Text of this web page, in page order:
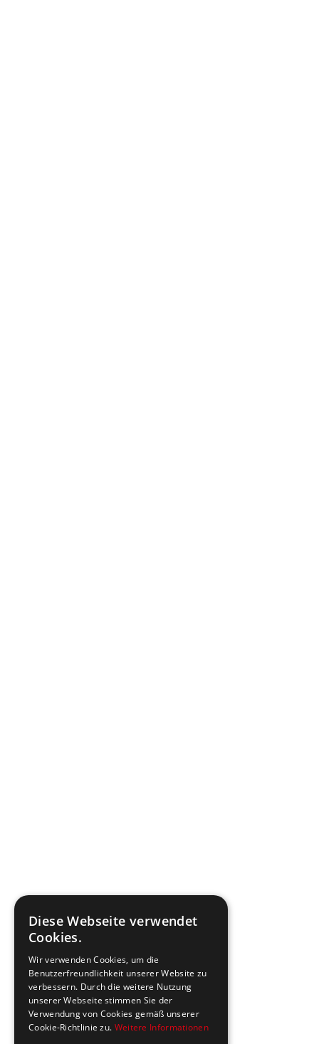
Diese Webseite verwendet
Cookies.
Wir verwenden Cookies, um die
Benutzerfreundlichkeit unserer Website zu
verbessern. Durch die weitere Nutzung
unserer Webseite stimmen Sie der
Verwendung von Cookies gemäß unserer
Cookie-Richtlinie zu. Weitere Informationen